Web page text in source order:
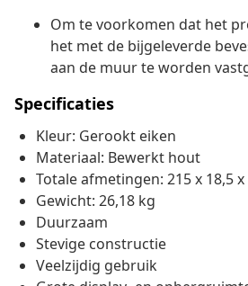
Om te voorkomen dat het
het met de bijgeleverde
aan de muur te worden
Specificaties
Kleur: Gerookt eiken
Materiaal: Bewerkt hout
Totale afmetingen: 215 x 18,5 x
Gewicht: 26,18 kg
Duurzaam
Stevige constructie
Veelzijdig gebruik